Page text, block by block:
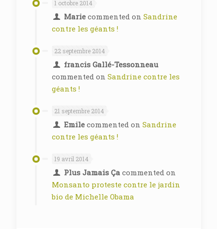
1 octobre 2014
Mariecommented on Sandrine
contre les géants !
22 septembre 2014
francis Gallé-Tessonneau
commented on Sandrine contre les
géants !
21 septembre 2014
Emilecommented on Sandrine
contre les géants !
19 avril 2014
Plus Jamais Çacommented on
Monsanto proteste contre le jardin
bio de Michelle Obama